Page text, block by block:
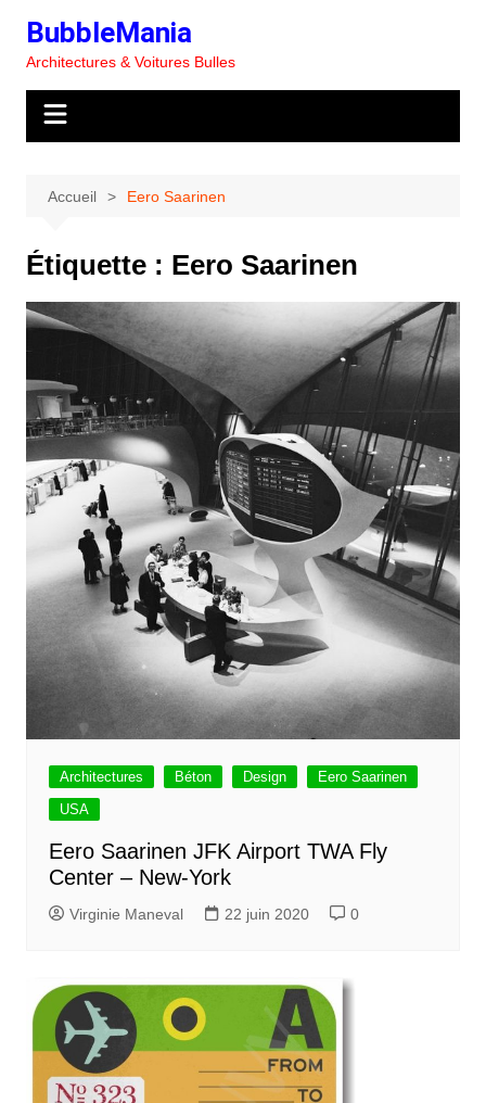
contenu
BubbleMania
Architectures & Voitures Bulles
Accueil Eero Saarinen
Étiquette : Eero Saarinen
Architectures Béton Design
Eero Saarinen
USA
Eero Saarinen JFK Airport TWA Fly
Center – New-York
Virginie Maneval 22 juin 2020 0